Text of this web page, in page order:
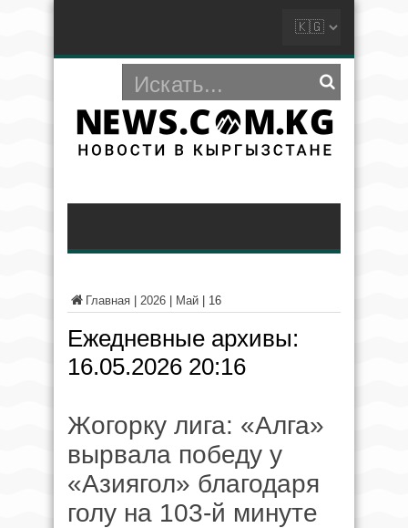
Главная 2026 Май 16
Ежедневные архивы:
16.05.2026 20:16
Жогорку лига: «Алга»
вырвала победу у
«Азиягол» благодаря
голу на 103-й минуте